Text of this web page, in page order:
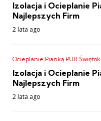
Izolacja i Ocieplanie
Najlepszych Firm
2 lata ago
Ocieplanie Pianką PUR
Izolacja i Ocieplanie
Najlepszych Firm
2 lata ago